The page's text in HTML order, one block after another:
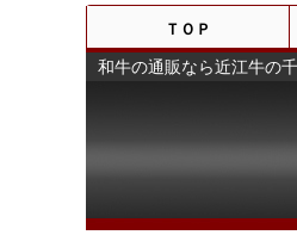
ＴＯＰ
和牛の通販なら近江牛の